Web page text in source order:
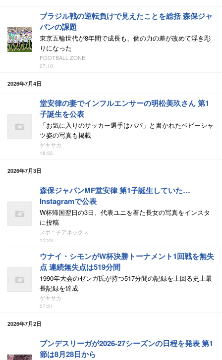
ブラジル戦の逆転負けで見えたことを総括 森保ジャ
パンの課題
東京五輪世代が8年間で成長も、個の力の差が改めて浮き彫
りになった
FOOTBALL ZONE
07:10
2026年7月4日
堂安律の妻でインフルエンサーの明松美玖さん 第1
子誕生を公表
「お気に入りのサッカー選手はパパ」と書かれたベビーシャ
ツ姿の写真も掲載
ゲキサカ
18:55
2026年7月3日
森保ジャパンMF堂安律 第1子誕生していた…
Instagramで公表
W杯帰国翌日の3日、代表ユニを着た長女の写真をインスタ
に投稿
スポニチアネックス
11:23
ウナイ・シモンがW杯決勝トーナメント1回戦を無失
点 連続無失点は519分間
1990年大会のゼンガ氏が持つ517分間の記録を上回る史上最
長記録を達成
ゲキサカ
07:21
2026年7月2日
ブンデスリーガが2026-27シーズンの日程を発表 第1
節は8月28日から